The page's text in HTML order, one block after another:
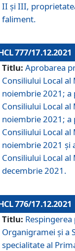
II și III,
faliment.
777/17.12.2021
Titlu: Aprobarea
Consiliului Local
noiembrie 2021; a
Consiliului Local
noiembrie 2021; a
Consiliului Local
noiembrie 2021 și
Consiliului Local
decembrie 2021.
776/17.12.2021
Titlu:
Organigramei şi a
specialitate al